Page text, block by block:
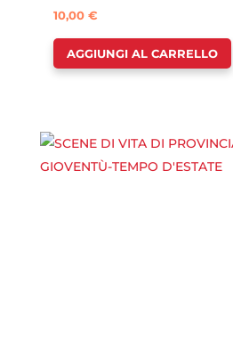
10,00 €
AGGIUNGI AL CARRELLO